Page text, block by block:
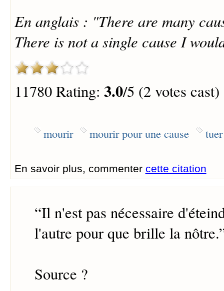
En anglais : "There are many
There is not a single cause I
11780 Rating: 3.0/5 (2 votes cast)
mourir mourir pour une cause tuer
En savoir plus, commenter cette citation
“Il n'est pas nécessaire
l'autre pour que brille la nôtre.
Source ?